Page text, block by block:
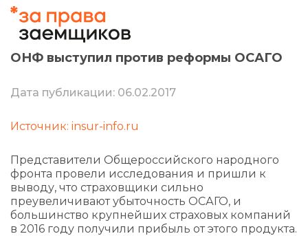
ОНФ выступил против реформы ОСАГО
Дата публикации: 06.02.2017
Источник: insur-info.ru
Представители Общероссийского народного
фронта провели исследования и пришли к
выводу, что страховщики сильно
преувеличивают убыточность ОСАГО, и
большинство крупнейших страховых компаний
в 2016 году получили прибыль от этого продукта.